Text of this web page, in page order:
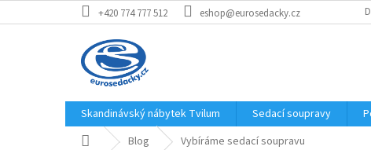
na
+420 774 777 512 eshop@eurosedacky.cz
Skandinávský nábytek Tvilum Sedací soupravy
Domů Blog Vybíráme sedací soupravu